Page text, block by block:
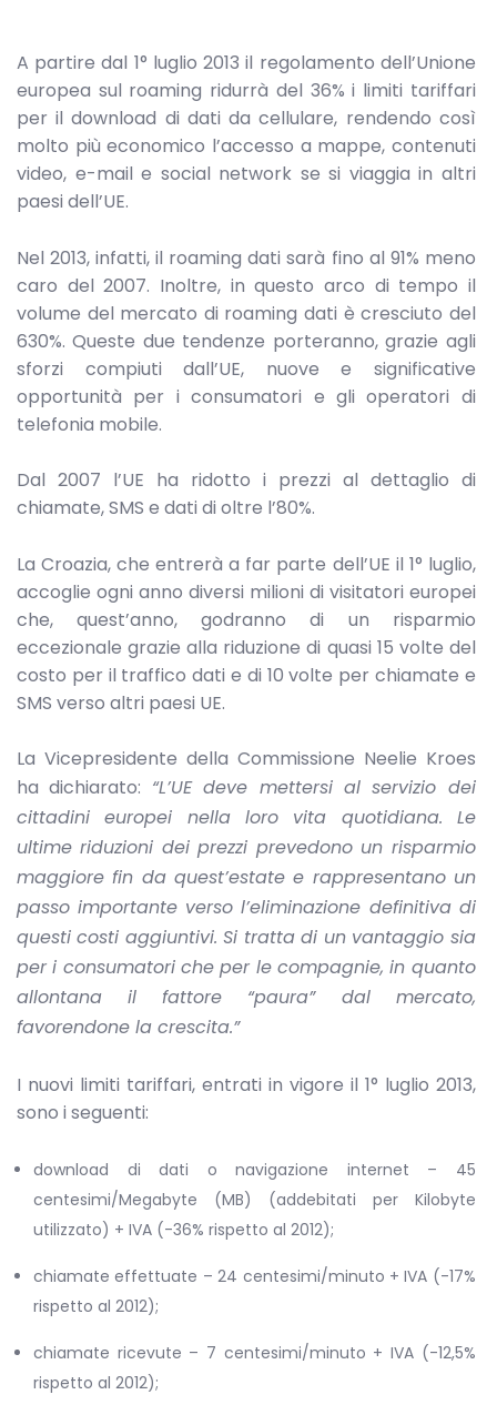
A partire dal 1° luglio 2013 il regolamento dell’Unione
europea sul roaming ridurrà del 36% i limiti tariffari
per il download di dati da cellulare, rendendo così
molto più economico l’accesso a mappe, contenuti
video, e-mail e social network se si viaggia in altri
paesi dell’UE.
Nel 2013, infatti, il roaming dati sarà fino al 91% meno
caro del 2007. Inoltre, in questo arco di tempo il
volume del mercato di roaming dati è cresciuto del
630%. Queste due tendenze porteranno, grazie agli
sforzi compiuti dall’UE, nuove e significative
opportunità per i consumatori e gli operatori di
telefonia mobile.
Dal 2007 l’UE ha ridotto i prezzi al dettaglio di
chiamate, SMS e dati di oltre l’80%.
La Croazia, che entrerà a far parte dell’UE il 1° luglio,
accoglie ogni anno diversi milioni di visitatori europei
che, quest’anno, godranno di un risparmio
eccezionale grazie alla riduzione di quasi 15 volte del
costo per il traffico dati e di 10 volte per chiamate e
SMS verso altri paesi UE.
La Vicepresidente della Commissione Neelie Kroes
ha dichiarato: “L’UE deve mettersi al servizio dei
cittadini europei nella loro vita quotidiana. Le
ultime riduzioni dei prezzi prevedono un risparmio
maggiore fin da quest’estate e rappresentano un
passo importante verso l’eliminazione definitiva di
questi costi aggiuntivi. Si tratta di un vantaggio sia
per i consumatori che per le compagnie, in quanto
allontana il fattore “paura” dal mercato,
favorendone la crescita.”
I nuovi limiti tariffari, entrati in vigore il 1° luglio 2013,
sono i seguenti:
download di dati o navigazione internet – 45
centesimi/Megabyte (MB) (addebitati per Kilobyte
utilizzato) + IVA (-36% rispetto al 2012);
chiamate effettuate – 24 centesimi/minuto + IVA (-17%
rispetto al 2012);
chiamate ricevute – 7 centesimi/minuto + IVA (-12,5%
rispetto al 2012);